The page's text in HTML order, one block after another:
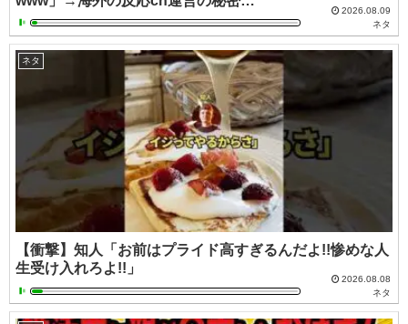
2026.08.09
ネタ
ネタ
【衝撃】知人「お前はプライド高すぎるんだよ!!惨めな人
生受け入れろよ!!」
2026.08.08
ネタ